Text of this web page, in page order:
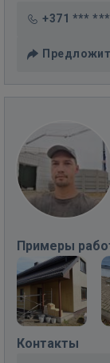
+371 ***
Примеры
Контакты